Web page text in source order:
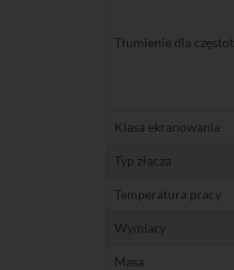
Tłumienie dla
Klasa ekranowania
Typ złącza
Temperatura pracy
Wymiary
Masa